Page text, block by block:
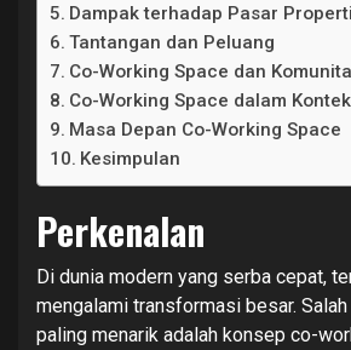
Dampak terhadap Pasar Properti
Tantangan dan Peluang
Co-Working Space dan
Co-Working Space dalam
Masa Depan Co-Working Space
Kesimpulan
Perkenalan
Di dunia modern yang serba cepat,
mengalami transformasi besar.
paling menarik adalah konsep co-